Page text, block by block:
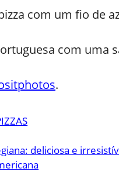
com um fio de
com uma
.
deliciosa e